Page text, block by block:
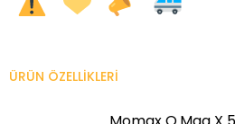
ÜRÜN ÖZELLIKLERI